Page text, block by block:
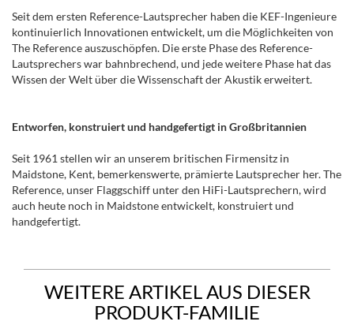
Seit dem ersten Reference-Lautsprecher haben die KEF-Ingenieure
kontinuierlich Innovationen entwickelt, um die Möglichkeiten von
The Reference auszuschöpfen. Die erste Phase des Reference-
Lautsprechers war bahnbrechend, und jede weitere Phase hat das
Wissen der Welt über die Wissenschaft der Akustik erweitert.
Entworfen, konstruiert und handgefertigt in Großbritannien
Seit 1961 stellen wir an unserem britischen Firmensitz in
Maidstone, Kent, bemerkenswerte, prämierte Lautsprecher her. The
Reference, unser Flaggschiff unter den HiFi-Lautsprechern, wird
auch heute noch in Maidstone entwickelt, konstruiert und
handgefertigt.
WEITERE ARTIKEL AUS DIESER
PRODUKT-FAMILIE